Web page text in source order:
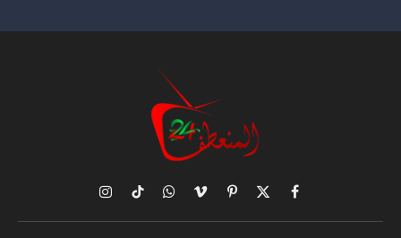
فيسبوك
X
(Twitter)
بينتيريستفيميوواتسابتيكتوكالانستغرام